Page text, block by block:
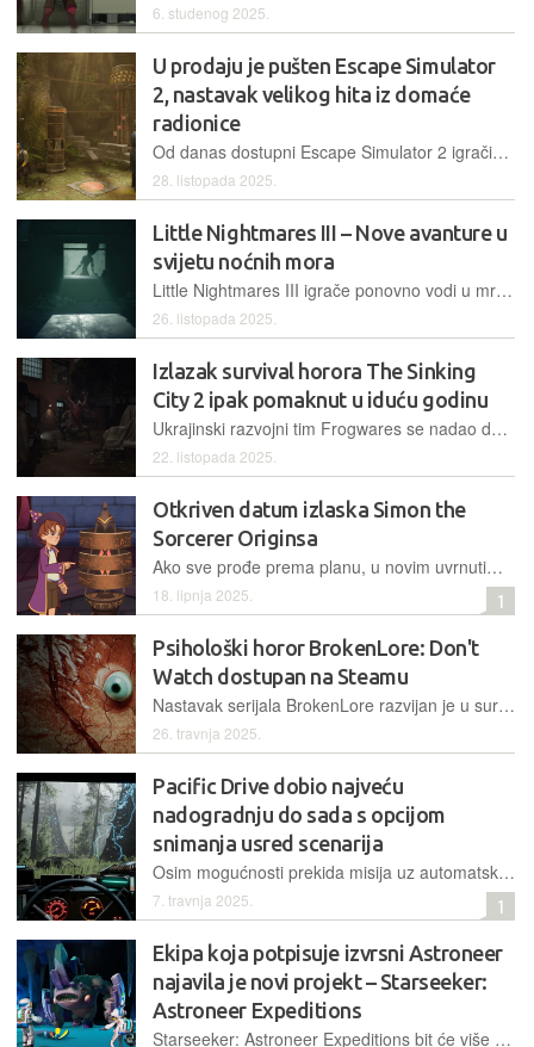
6. studenog 2025.
U prodaju je pušten Escape Simulator
2, nastavak velikog hita iz domaće
radionice
Od danas dostupni Escape Simulator 2 igračima nudi pregršt uzbudljivih izazova i zabave u novim tematskim virtualnim „escape roomovima“
28. listopada 2025.
Little Nightmares III – Nove avanture u
svijetu noćnih mora
Little Nightmares III igrače ponovno vodi u mračne i jezive kutke novih svjetova, uz nezaobilazan osjećaj nemoći i tjeskobe koji ne prestaje ni nakon što igru u konačnici savladaju.
26. listopada 2025.
Izlazak survival horora The Sinking
City 2 ipak pomaknut u iduću godinu
Ukrajinski razvojni tim Frogwares se nadao dovršiti igru do kraja godine, ali je izlazak ipak odgođen, dijelom zbog rata, a dijelom zbog činjenice da je riječ o za njih potpuno novom području
22. listopada 2025.
Otkriven datum izlaska Simon the
Sorcerer Originsa
Ako sve prođe prema planu, u novim uvrnutim avanturama čarobnjačkog šegrta Simona trebali bismo uživati još prije kraja godine
18. lipnja 2025. 1
Psihološki horor BrokenLore: Don't
Watch dostupan na Steamu
Nastavak serijala BrokenLore razvijan je u suradnji s profesionalnim psihologom, a tematizira anksioznost i depresiju na jedinstven i jezovit način
26. travnja 2025.
Pacific Drive dobio najveću
nadogradnju do sada s opcijom
snimanja usred scenarija
Osim mogućnosti prekida misija uz automatsko snimanje, nadogradnja donosi i ekspedicije koje će pri svakom novom igranju nuditi nova pravila i izazove
7. travnja 2025. 1
Ekipa koja potpisuje izvrsni Astroneer
najavila je novi projekt – Starseeker:
Astroneer Expeditions
Starseeker: Astroneer Expeditions bit će više orijentiran na druženje i kooperativno igranje, no, kako kažu autori, u njemu će uživati i oni koji preferiraju solo igranje